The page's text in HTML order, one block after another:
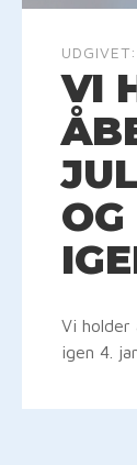
UDGIVET:
VI
Vi holder
igen 4.